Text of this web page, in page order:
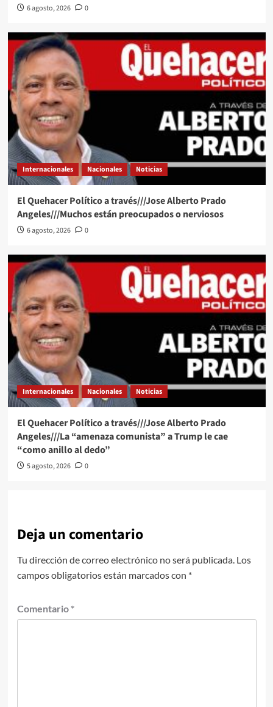
6 agosto, 2026 0
Internacionales Nacionales Noticias
El Quehacer Político a través///Jose Alberto Prado
Angeles///Muchos están preocupados o nerviosos
6 agosto, 2026 0
Internacionales Nacionales Noticias
El Quehacer Político a través///Jose Alberto Prado
Angeles///La “amenaza comunista” a Trump le cae
“como anillo al dedo”
5 agosto, 2026 0
Deja un comentario
Tu dirección de correo electrónico no será publicada. Los
campos obligatorios están marcados con *
Comentario *